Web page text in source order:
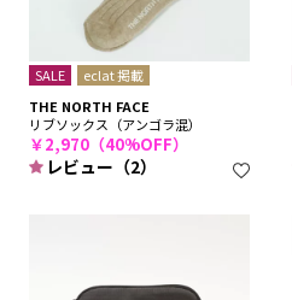
SALE
eclat 掲載
THE NORTH FACE
リブソックス（アンゴラ混）
￥2,970（40%OFF）
レビュー（2）